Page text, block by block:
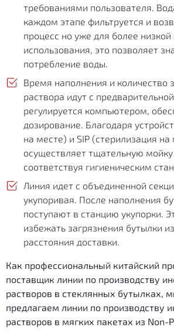
требованиями пользователя.
каждом этапе фильтруется и
процесс но уже для более низкой
использования, это позволяет
потребление воды.
Время наполнения и количество
раствора идут с
регулируется компьютером,
дозирование. Благодаря
на месте) и SIP (стерилизация
осуществляет тщательную
соответствуя гигиеническим
Линия идет с объединенной
укупоривая. После наполнения
поступают в станцию укупорки.
избежать загрязнения бутылки
расстояния доставки.
Как профессиональный китайский
поставщик линии по производству
растворов в стеклянных бутылках,
предлагаем линии по производству
растворов в мягких пакетах из Non-